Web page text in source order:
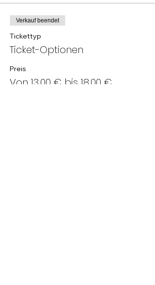
Verkauf beendet
Tickettyp
Ticket-Optionen
Preis
Von 13,00 € bis 18,00 €